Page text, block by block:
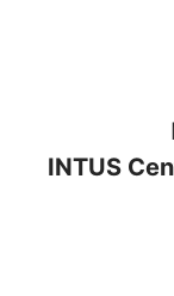
INTUS